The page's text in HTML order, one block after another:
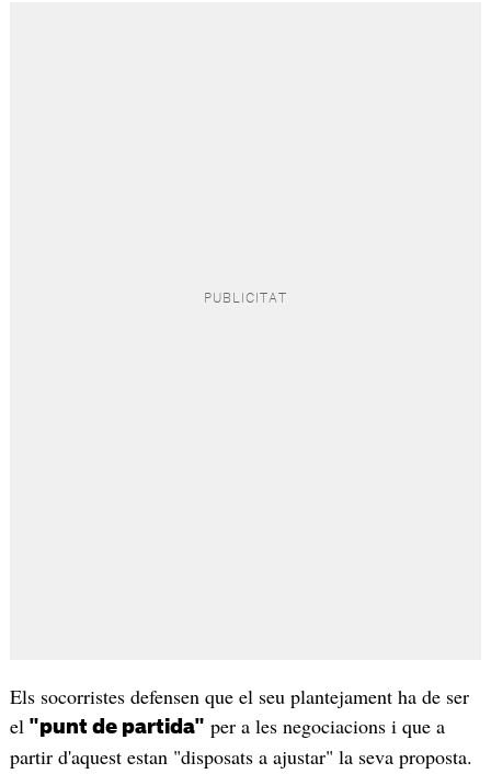
Els socorristes defensen que el seu plantejament ha de ser
el "punt de partida" per a les negociacions i que a
partir d'aquest estan "disposats a ajustar" la seva proposta.